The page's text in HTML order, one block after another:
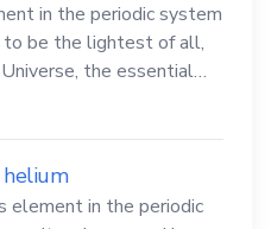
in the periodic system
to be the lightest of all,
the essential
element in the periodic